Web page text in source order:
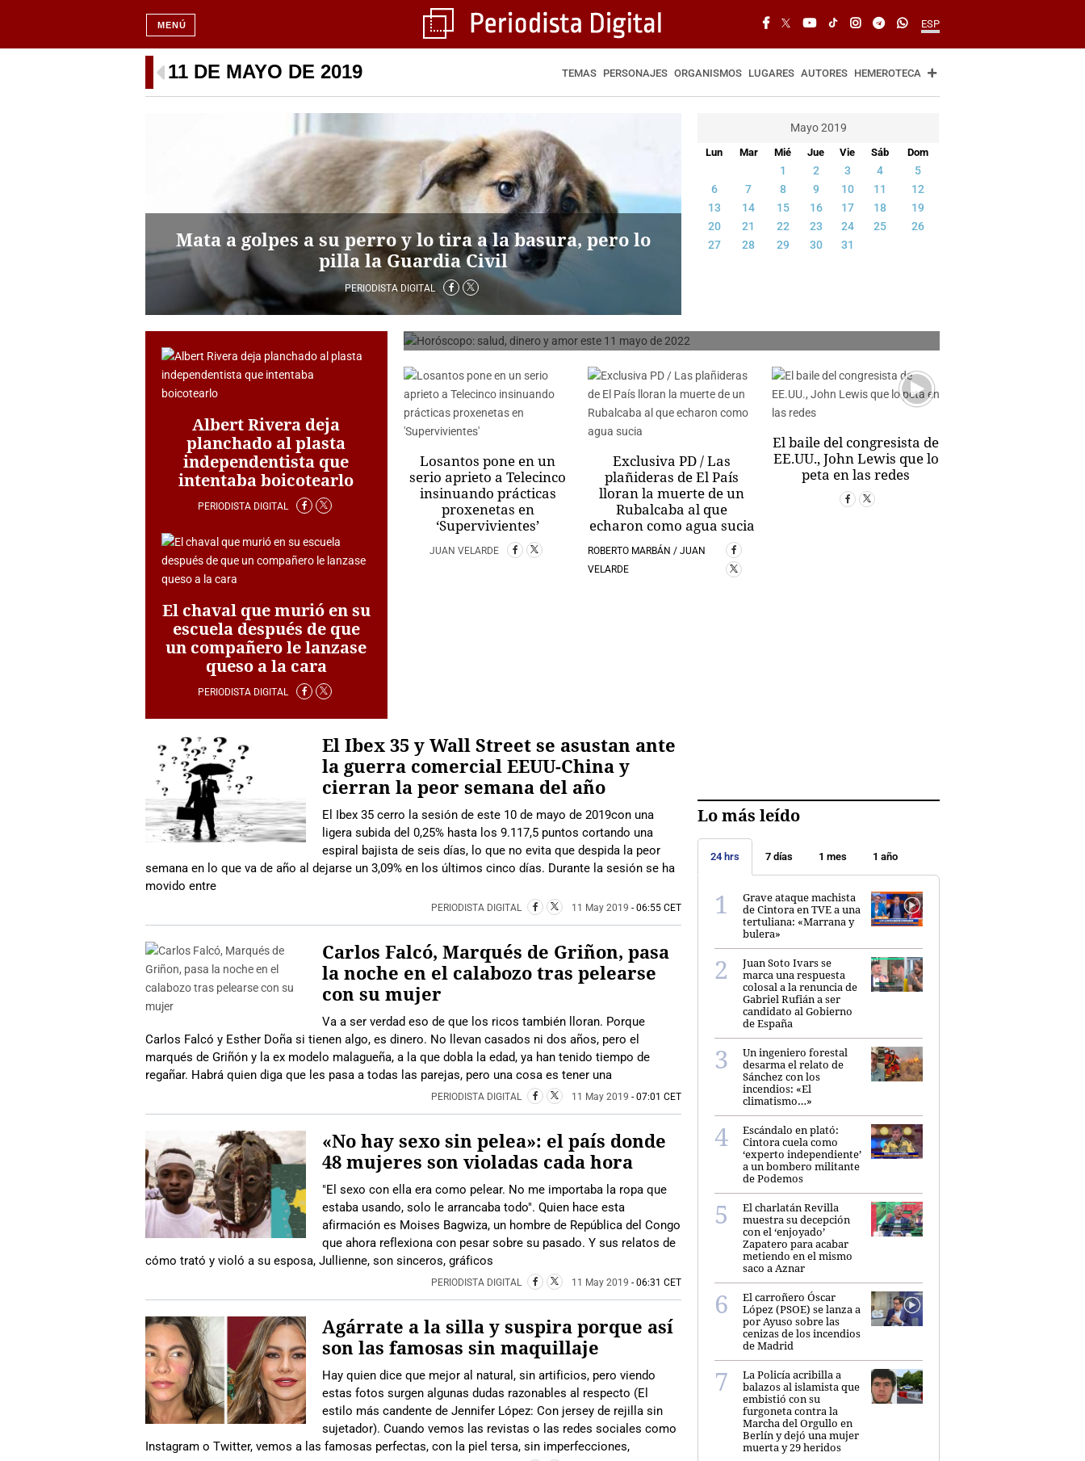
ESP
MENÚ
11 DE MAYO DE 2019 TEMAS PERSONAJES ORGANISMOS LUGARES AUTORES HEMEROTECA
Mata a golpes a su perro y lo tira a la basura, pero lo
pilla la Guardia Civil
PERIODISTA DIGITAL
Mayo 2019
Lun Mar Mié Jue Vie Sáb Dom
1 2 3 4
5
6
7 8 9 10 11
12
13
14 15 16 17 18
19
20
21 22 23 24 25
26
27
28 29 30 31
Albert Rivera deja
planchado al plasta
independentista que
intentaba boicotearlo
PERIODISTA DIGITAL
El chaval que murió en su
escuela después de que
un compañero le lanzase
queso a la cara
PERIODISTA DIGITAL
Horóscopo: salud, dinero y amor este 11 mayo de
Losantos pone en un
serio aprieto a Telecinco
insinuando prácticas
proxenetas en
‘Supervivientes’
JUAN VELARDE
Exclusiva PD / Las
plañideras de El País
lloran la muerte de un
Rubalcaba al que
echaron como agua sucia
ROBERTO MARBÁN / JUAN
VELARDE
El baile del congresista de
EE.UU., John Lewis que lo
peta en las redes
El Ibex 35 y Wall Street se asustan ante
la guerra comercial EEUU-China y
cierran la peor semana del año
El Ibex 35 cerro la sesión de este 10 de mayo de 2019con una
ligera subida del 0,25% hasta los 9.117,5 puntos cortando una
espiral bajista de seis días, lo que no evita que despida la peor
semana en lo que va de año al dejarse un 3,09% en los últimos cinco días. Durante la sesión se ha
movido entre
PERIODISTA DIGITAL 11 May 2019 - 06:55 CET
Carlos Falcó, Marqués de Griñon, pasa
la noche en el calabozo tras pelearse
con su mujer
Va a ser verdad eso de que los ricos también lloran. Porque
Carlos Falcó y Esther Doña si tienen algo, es dinero. No llevan casados ni dos años, pero el
marqués de Griñón y la ex modelo malagueña, a la que dobla la edad, ya han tenido tiempo de
regañar. Habrá quien diga que les pasa a todas las parejas, pero una cosa es tener una
PERIODISTA DIGITAL 11 May 2019 - 07:01 CET
«No hay sexo sin pelea»: el país donde
48 mujeres son violadas cada hora
"El sexo con ella era como pelear. No me importaba la ropa que
estaba usando, solo le arrancaba todo". Quien hace esta
afirmación es Moises Bagwiza, un hombre de República del Congo
que ahora reflexiona con pesar sobre su pasado. Y sus relatos de
cómo trató y violó a su esposa, Jullienne, son sinceros, gráficos
PERIODISTA DIGITAL 11 May 2019 - 06:31 CET
Agárrate a la silla y suspira porque así
son las famosas sin maquillaje
Hay quien dice que mejor al natural, sin artificios, pero viendo
estas fotos surgen algunas dudas razonables al respecto (El
estilo más candente de Jennifer López: Con jersey de rejilla sin
sujetador). Cuando vemos las revistas o las redes sociales como
Instagram o Twitter, vemos a las famosas perfectas, con la piel tersa, sin imperfecciones,
Lo más leído
24 hrs 7 días 1 mes 1 año
Grave ataque machista
de Cintora en TVE a una
tertuliana: «Marrana y
bulera»
Juan Soto Ivars se
marca una respuesta
colosal a la renuncia de
Gabriel Rufián a ser
candidato al Gobierno
de España
Un ingeniero forestal
desarma el relato de
Sánchez con los
incendios: «El
climatismo…»
Escándalo en plató:
Cintora cuela como
‘experto independiente’
a un bombero militante
de Podemos
El charlatán Revilla
muestra su decepción
con el ‘enjoyado’
Zapatero para acabar
metiendo en el mismo
saco a Aznar
El carroñero Óscar
López (PSOE) se lanza a
por Ayuso sobre las
cenizas de los incendios
de Madrid
La Policía acribilla a
balazos al islamista que
embistió con su
furgoneta contra la
Marcha del Orgullo en
Berlín y dejó una mujer
muerta y 29 heridos